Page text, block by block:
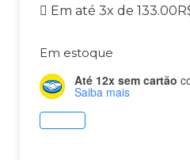
Em até 3x de 133.00
Em estoque
Até 12x sem cartão
Saiba mais